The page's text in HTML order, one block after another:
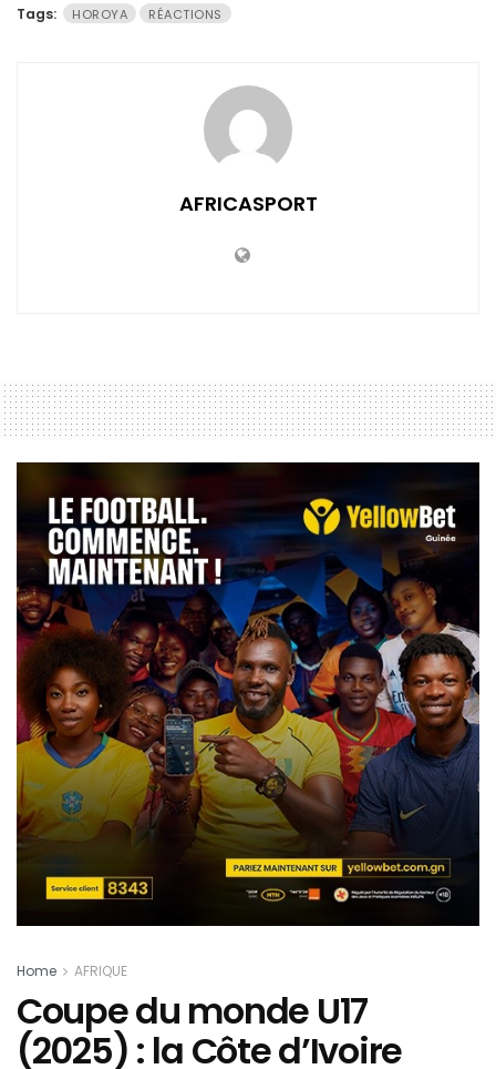
Tags: HOROYA RÉACTIONS
AFRICASPORT
Home AFRIQUE
Coupe du monde U17
(2025) : la Côte d’Ivoire